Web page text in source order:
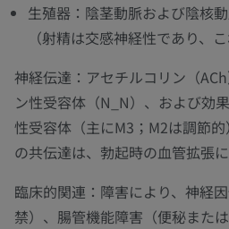
生殖器：陰茎動脈および陰核
（射精は交感神経性であり、
神経伝達：アセチルコリン（
ン性受容体（N_N）、および効
性受容体（主にM3；M2は調節
の共伝達は、勃起時の血管拡張
臨床的関連：障害により、神経
禁）、腸管機能障害（便秘また